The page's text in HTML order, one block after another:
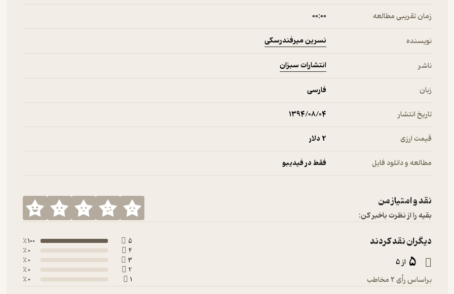
زمان تقریبی مطالعه ۰۰:۰۰
نویسنده نسرین میرفندرسکی
ناشر انتشارات سبزان
زبان فارسی
تاریخ انتشار ۱۳۹۴/۰۸/۰۴
قیمت ارزی 2 دلار
مطالعه و دانلود فایل فقط در فیدیبو
نقد و امتیاز من
بقیه را از نظرت باخبر کن:
دیگران نقد کردند
5 از 5
براساس رأی 2 مخاطب
5
100 ٪
4
0 ٪
3
0 ٪
2
0 ٪
1
0 ٪